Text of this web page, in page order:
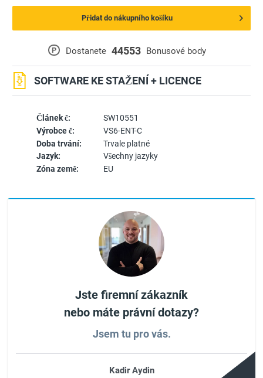
Článek č:
SW10551
Výrobce č:
VS6-ENT-C
Doba trvání:
Trvale platné
Jazyk:
Všechny jazyky
Zóna země:
EU
P Dostanete 44553 Bonusové body
SOFTWARE KE STAŽENÍ + LICENCE
Přidat do nákupního košíku
Jste firemní zákazník
nebo máte právní dotazy?
Jsem tu pro vás.
Kadir Aydin